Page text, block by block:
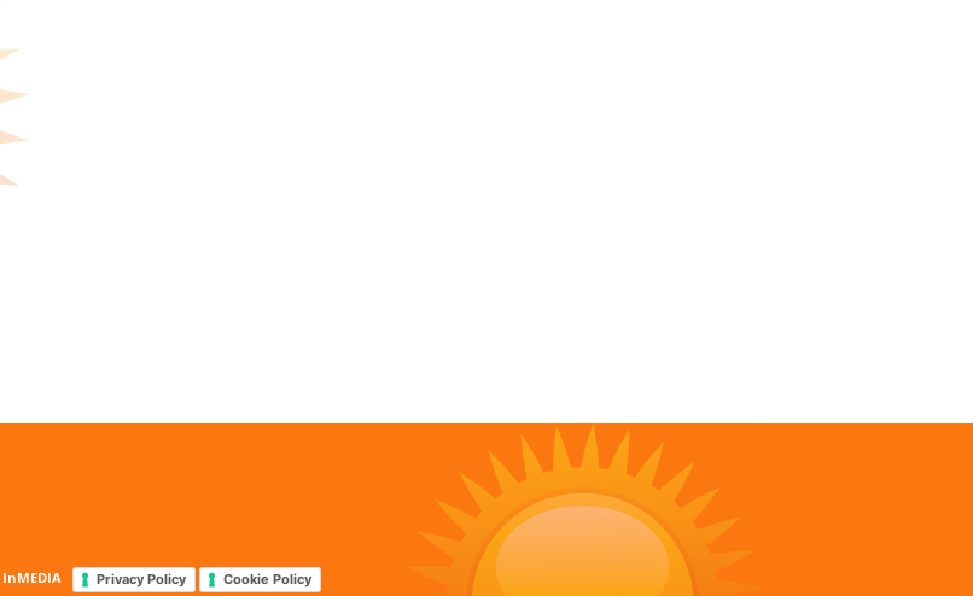
InMEDIA Privacy Policy Cookie Policy